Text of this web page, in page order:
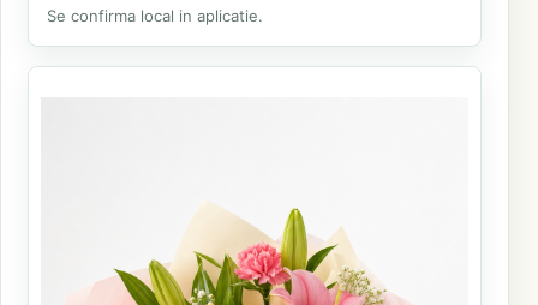
Se confirma local in aplicatie.